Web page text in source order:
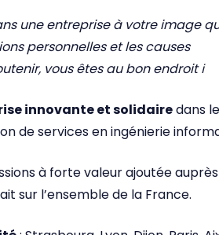
une entreprise à votre image
personnelles et les causes
vous êtes au bon endroit ℹ
innovante et solidairedans le
de services en ingénierie
à forte valeur ajoutée
sur l’ensemble de la France.